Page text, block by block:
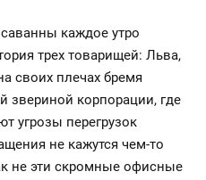
каждое утро
трех товарищей: Льва,
своих плечах бремя
звериной корпорации, где
угрозы перегрузок
не кажутся чем-то
не эти скромные офисные